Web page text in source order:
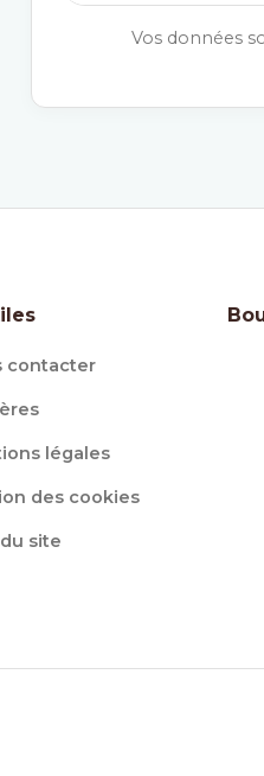
Vos données
contacter
légales
des cookies
site